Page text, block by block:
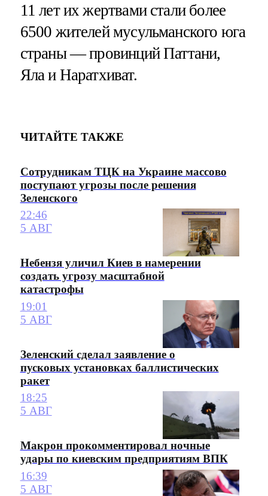
11 лет их жертвами стали более
6500 жителей мусульманского юга
страны — провинций Паттани,
Яла и Наратхиват.
ЧИТАЙТЕ ТАКЖЕ
Сотрудникам ТЦК на Украине массово
поступают угрозы после решения
Зеленского
22:46
5 АВГ
Небензя уличил Киев в намерении
создать угрозу масштабной
катастрофы
19:01
5 АВГ
Зеленский сделал заявление о
пусковых установках баллистических
ракет
18:25
5 АВГ
Макрон прокомментировал ночные
удары по киевским предприятиям ВПК
16:39
5 АВГ